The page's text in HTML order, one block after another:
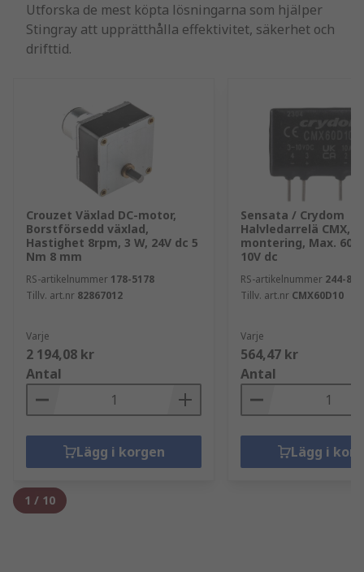
Utforska de mest köpta lösningarna som hjälper
Stingray att upprätthålla effektivitet, säkerhet och
drifttid.
Crouzet Växlad DC-motor,
Borstförsedd växlad,
Hastighet 8rpm, 3 W, 24V dc 5
Nm 8 mm
RS-artikelnummer 178-5178
Tillv. art.nr 82867012
Varje
2 194,08 kr
Antal
Lägg i korgen
Sensata / Crydom
Halvledarrelä CMX,
montering, Max. 60
10V dc
RS-artikelnummer 244-
Tillv. art.nr CMX60D10
Varje
564,47 kr
Antal
Lägg i
1 / 10